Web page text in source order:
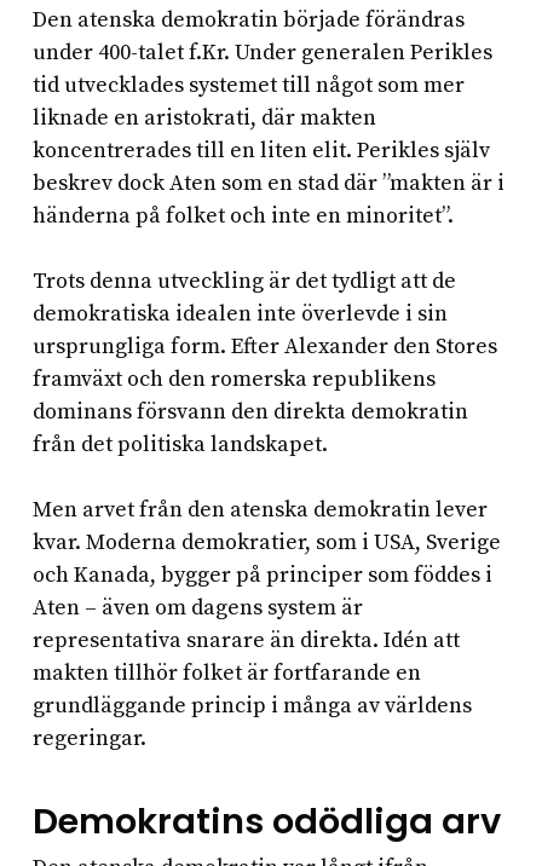
Den atenska demokratin började förändras
under 400-talet f.Kr. Under generalen Perikles
tid utvecklades systemet till något som mer
liknade en aristokrati, där makten
koncentrerades till en liten elit. Perikles själv
beskrev dock Aten som en stad där ”makten är i
händerna på folket och inte en minoritet”.
Trots denna utveckling är det tydligt att de
demokratiska idealen inte överlevde i sin
ursprungliga form. Efter Alexander den Stores
framväxt och den romerska republikens
dominans försvann den direkta demokratin
från det politiska landskapet.
Men arvet från den atenska demokratin lever
kvar. Moderna demokratier, som i USA, Sverige
och Kanada, bygger på principer som föddes i
Aten – även om dagens system är
representativa snarare än direkta. Idén att
makten tillhör folket är fortfarande en
grundläggande princip i många av världens
regeringar.
Demokratins odödliga arv